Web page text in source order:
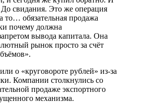
свидания. Это же операция
то… обязательная продажа
почему должна
вывода капитала. Она
рынок просто за счёт
о «круговороте рублей» из-за
Компании столкнулись со
продаже экспортного
механизма.